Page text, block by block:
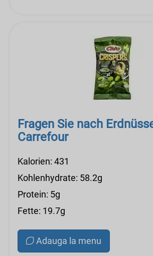
Fragen Sie nach
Carrefour
Kalorien: 431
Kohlenhydrate: 58.2g
Protein: 5g
Fette: 19.7g
Adauga la menu